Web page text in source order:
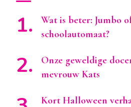
Wat is beter: Jumbo
schoolautomaat?
Onze geweldige
mevrouw Kats
Kort Halloween